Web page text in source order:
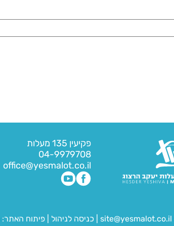
פקיעין 135 מעלות
04-9979708
office@yesmalot.co.il
site@yesmalot.co.il כניסה לניהול פיתוח האתר: